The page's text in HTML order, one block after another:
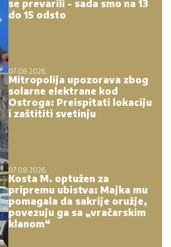
se prevarili - sada smo na 13
do 15 odsto
07.08.2026.
Mitropolija upozorava zbog
solarne elektrane kod
Ostroga: Preispitati lokaciju
i zaštititi svetinju
07.08.2026.
Kosta M. optužen za
pripremu ubistva: Majka mu
pomagala da sakrije oružje,
povezuju ga sa „vračarskim
klanom“